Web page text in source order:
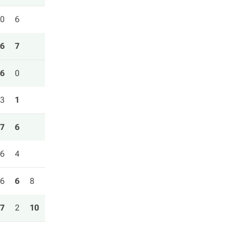
0 6
6 7
6 0
3 1
7 6
6 4
6 6 8
7 2 10